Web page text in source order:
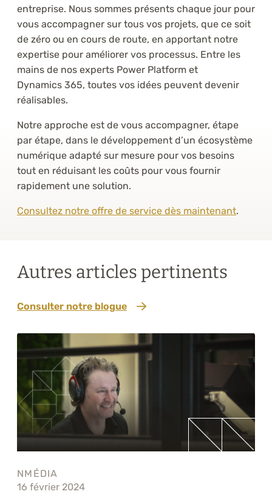
entreprise. Nous sommes présents chaque jour pour
vous accompagner sur tous vos projets, que ce soit
de zéro ou en cours de route, en apportant notre
expertise pour améliorer vos processus. Entre les
mains de nos experts Power Platform et
Dynamics 365, toutes vos idées peuvent devenir
réalisables.
Notre approche est de vous accompagner, étape
par étape, dans le développement d’un écosystème
numérique adapté sur mesure pour vos besoins
tout en réduisant les coûts pour vous fournir
rapidement une solution.
Consultez notre offre de service dès maintenant.
Autres articles pertinents
Consulter notre blogue
NMÉDIA
16 février 2024